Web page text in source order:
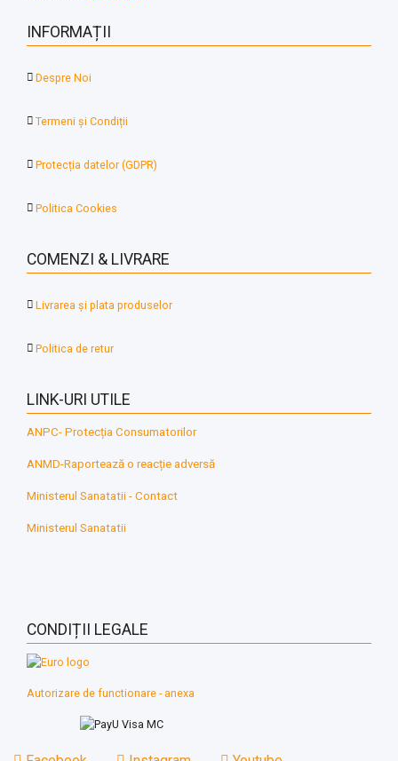
INFORMAȚII
Despre Noi
Termeni și Condiții
Protecția datelor (GDPR)
Politica Cookies
COMENZI & LIVRARE
Livrarea și plata produselor
Politica de retur
LINK-URI UTILE
ANPC- Protecția Consumatorilor
ANMD-Raportează o reacție adversă
Ministerul Sanatatii - Contact
Ministerul Sanatatii
CONDIȚII LEGALE
Autorizare de functionare - anexa